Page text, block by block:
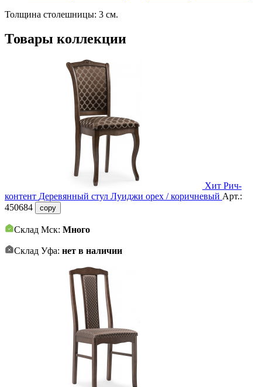
Толщина столешницы: 3 см.
Товары коллекции
Хит Рич-
контент Деревянный стул Луиджи орех / коричневый Арт.:
450684
copy
Склад Мск: Много
Склад Уфа: нет в наличии